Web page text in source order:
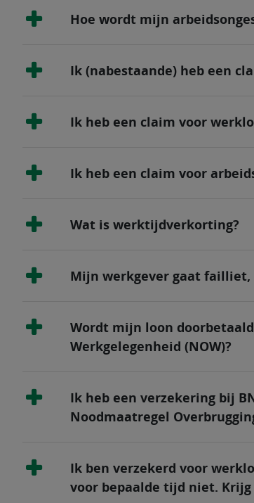
Hoe wordt mijn
Ik (nabestaande) heb een
Ik heb een claim voor
Ik heb een claim voor
Wat is werktijdverkorting?
Mijn werkgever gaat failliet,
Wordt mijn loon
Werkgelegenheid (NOW)?
Ik heb een verzekering bij
Noodmaatregel
Ik ben verzekerd voor
voor bepaalde tijd niet.